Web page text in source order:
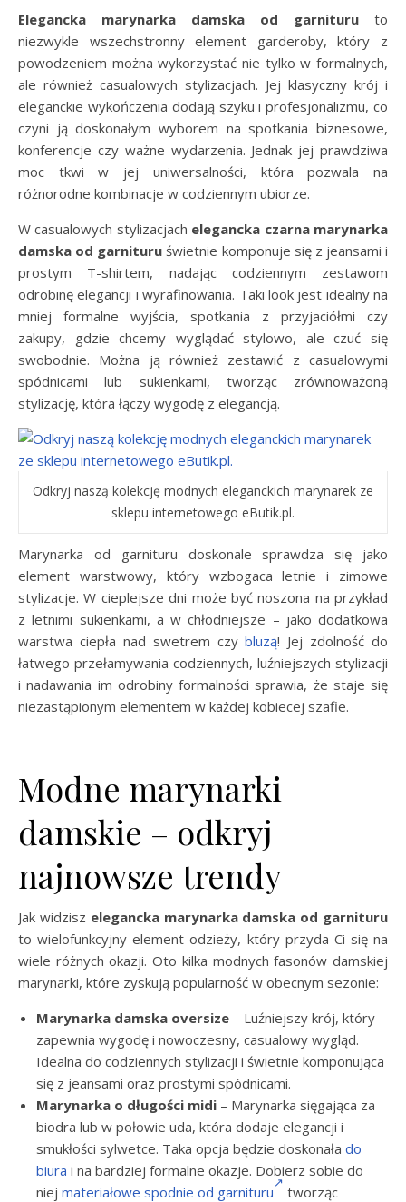
Elegancka marynarka damska od garnituru to
niezwykle wszechstronny element garderoby, który z
powodzeniem można wykorzystać nie tylko w formalnych,
ale również casualowych stylizacjach. Jej klasyczny krój i
eleganckie wykończenia dodają szyku i profesjonalizmu, co
czyni ją doskonałym wyborem na spotkania biznesowe,
konferencje czy ważne wydarzenia. Jednak jej prawdziwa
moc tkwi w jej uniwersalności, która pozwala na
różnorodne kombinacje w codziennym ubiorze.
W casualowych stylizacjach elegancka czarna marynarka
damska od garnituru świetnie komponuje się z jeansami i
prostym T-shirtem, nadając codziennym zestawom
odrobinę elegancji i wyrafinowania. Taki look jest idealny na
mniej formalne wyjścia, spotkania z przyjaciółmi czy
zakupy, gdzie chcemy wyglądać stylowo, ale czuć się
swobodnie. Można ją również zestawić z casualowymi
spódnicami lub sukienkami, tworząc zrównoważoną
stylizację, która łączy wygodę z elegancją.
Odkryj naszą kolekcję modnych eleganckich marynarek ze
sklepu internetowego eButik.pl.
Marynarka od garnituru doskonale sprawdza się jako
element warstwowy, który wzbogaca letnie i zimowe
stylizacje. W cieplejsze dni może być noszona na przykład
z letnimi sukienkami, a w chłodniejsze – jako dodatkowa
warstwa ciepła nad swetrem czybluzą! Jej zdolność do
łatwego przełamywania codziennych, luźniejszych stylizacji
i nadawania im odrobiny formalności sprawia, że staje się
niezastąpionym elementem w każdej kobiecej szafie.
Modne marynarki
damskie – odkryj
najnowsze trendy
Jak widzisz elegancka marynarka damska od garnituru
to wielofunkcyjny element odzieży, który przyda Ci się na
wiele różnych okazji. Oto kilka modnych fasonów damskiej
marynarki, które zyskują popularność w obecnym sezonie:
Marynarka damska oversize – Luźniejszy krój, który
zapewnia wygodę i nowoczesny, casualowy wygląd.
Idealna do codziennych stylizacji i świetnie komponująca
się z jeansami oraz prostymi spódnicami.
Marynarka o długości midi – Marynarka sięgająca za
biodra lub w połowie uda, która dodaje elegancji i
smukłości sylwetce. Taka opcja będzie doskonała do
biura i na bardziej formalne okazje. Dobierz sobie do
niej materiałowe spodnie od garnituru tworząc